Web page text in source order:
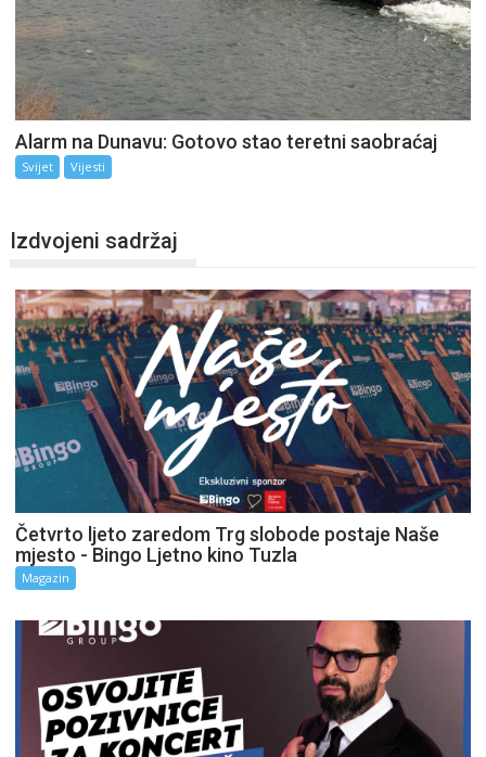
Alarm na Dunavu: Gotovo stao teretni saobraćaj
Svijet Vijesti
Izdvojeni sadržaj
Četvrto ljeto zaredom Trg slobode postaje Naše
mjesto - Bingo Ljetno kino Tuzla
Magazin